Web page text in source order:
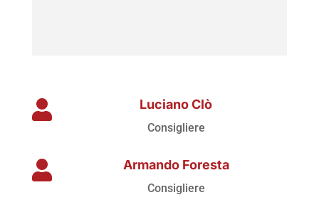
 Luciano Clò
Consigliere
 Armando Foresta
Consigliere